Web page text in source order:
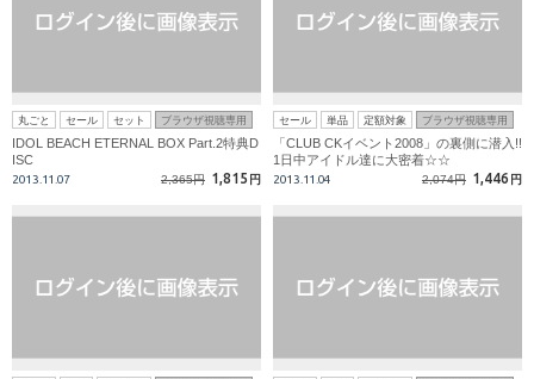
丸ごと セール セット ブラウザ視聴専用
IDOL BEACH ETERNAL BOX Part.2特典D
ISC
2013.11.07 2,365円 1,815 円
セール 単品 定額対象 ブラウザ視聴専用
「CLUB CKイベント2008」の裏側に潜入!!
1日中アイドル達に大密着☆☆
2013.11.04 2,074円 1,446 円